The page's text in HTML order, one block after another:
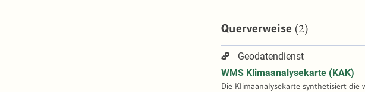
Querverweise (2)
Geodatendienst
WMS Klimaanalysekarte (KAK)
Die Klimaanalysekarte synthetisiert die